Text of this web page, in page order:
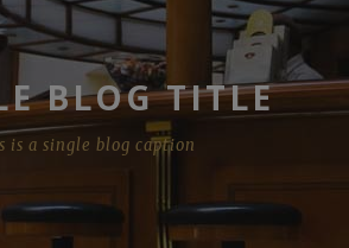
BLOG TITLE
is a single blog caption